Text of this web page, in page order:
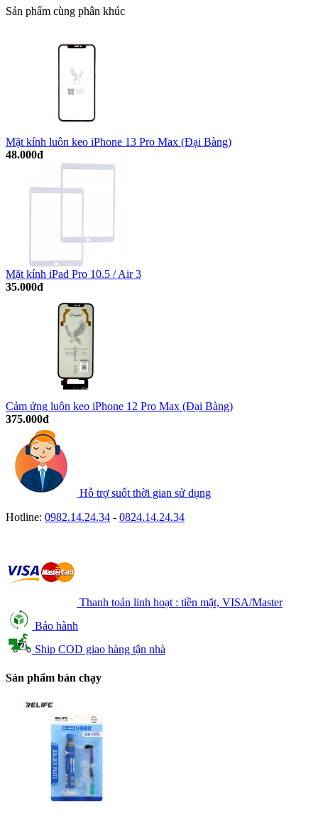
Sản phẩm cùng phân khúc
Mặt kính luôn keo iPhone 13 Pro Max (Đại Bàng)
48.000đ
Mặt kính iPad Pro 10.5 / Air 3
35.000đ
Cảm ứng luôn keo iPhone 12 Pro Max (Đại Bàng)
375.000đ
Hỗ trợ suốt thời gian sử dụng
Hotline: 0982.14.24.34 - 0824.14.24.34
Thanh toán linh hoạt : tiền mặt, VISA/Master
Bảo hành
Ship COD giao hàng tận nhà
Sản phẩm bán chạy